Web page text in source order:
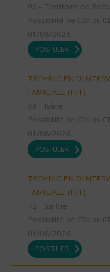
90 - Territoire de
Possibilité de CDI ou
01/08/2026
POSTULER
TECHNICIEN
FAMILIALE (H/F)
38 - Isère
Possibilité de CDI ou
01/08/2026
POSTULER
TECHNICIEN
FAMILIALE (H/F)
72 - Sarthe
Possibilité de CDI ou
01/08/2026
POSTULER